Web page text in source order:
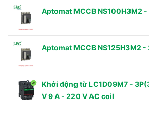
Aptomat MCCB NS100H3M2
Aptomat MCCB NS125H3M2 -
Khởi động từ LC1D09M7 -
V 9 A - 220 V AC coil